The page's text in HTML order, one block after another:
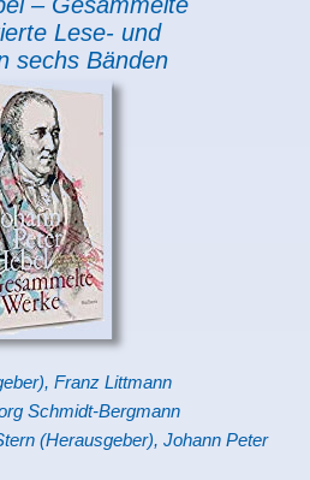
Lese- und
sechs Bänden
Franz Littmann
Schmidt-Bergmann
(Herausgeber), Johann Peter